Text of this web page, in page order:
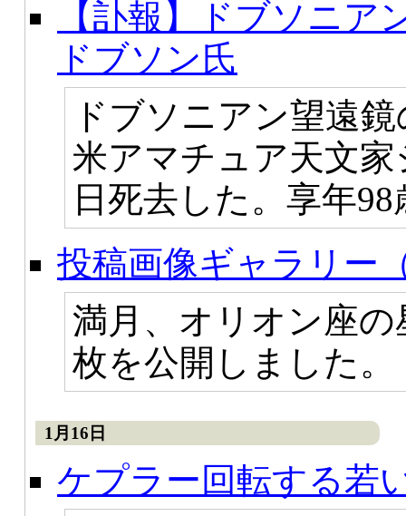
【訃報】ドブソニ
ドブソン氏
ドブソニアン望遠
米アマチュア天文
日死去した。享年98
投稿画像ギャラリー
満月、オリオン座
枚を公開しました。
1月16日
ケプラー回転する若